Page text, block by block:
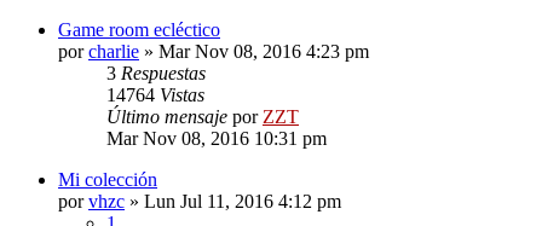
Game room ecléctico
porcharlie » Mar Nov 08, 2016 4:23 pm
3 Respuestas
14764 Vistas
Último mensaje por ZZT
Mar Nov 08, 2016 10:31 pm
Mi colección
porvhzc » Lun Jul 11, 2016 4:12 pm